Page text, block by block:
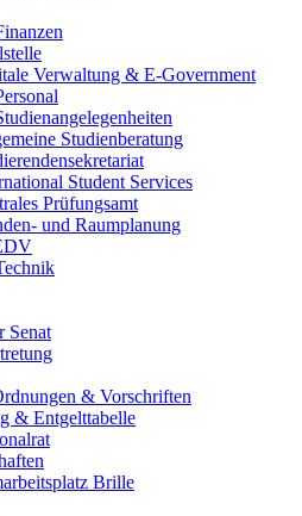
Verwaltung & E-Government
Studienberatung
Student Services
Prüfungsamt
und Raumplanung
Senat
& Vorschriften
& Entgelttabelle
Brille